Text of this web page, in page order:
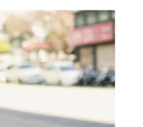
結帳。
連結，可透過四大超商／
易完成。
您需要取消訂單，請聯絡
有效，需透過AFTEE先享
頁面顯示為準，若有關於